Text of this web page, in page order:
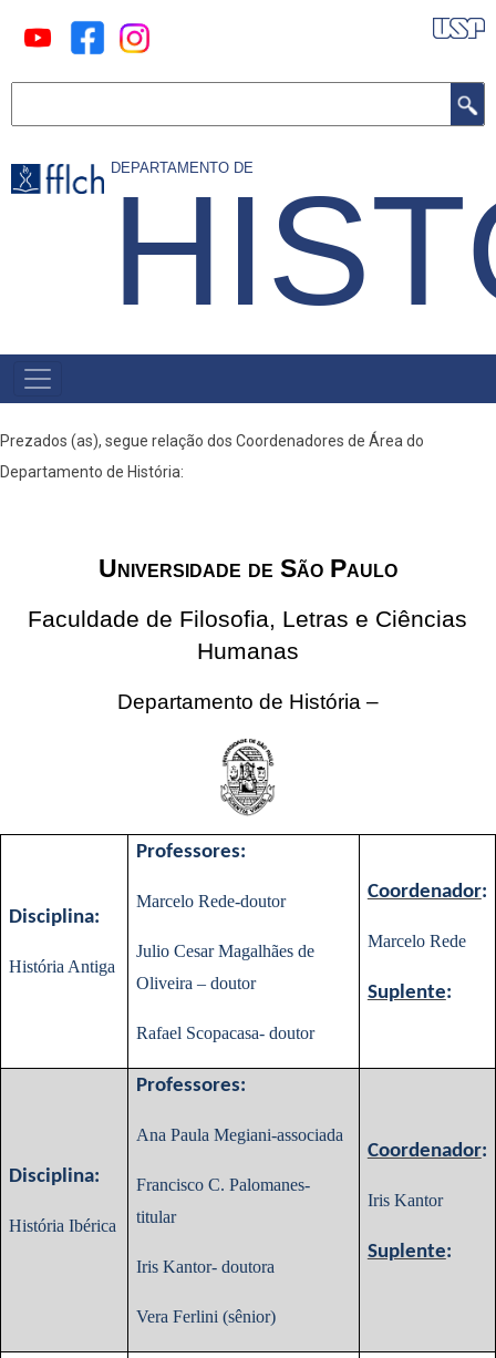
para
DEPARTAMENTO DE
MAIN
MENU
Prezados (as), segue relação dos Coordenadores de Área do
Departamento de História:
Universidade de São Paulo
Faculdade de Filosofia, Letras e Ciências
Humanas
Departamento de História –
Disciplina:
História Antiga
Professores:
Marcelo Rede-doutor
Julio Cesar Magalhães de
Oliveira – doutor
Rafael Scopacasa- doutor
Coordenador:
Marcelo Rede
Suplente:
Disciplina:
História Ibérica
Professores:
Ana Paula Megiani-associada
Francisco C. Palomanes-
titular
Iris Kantor- doutora
Vera Ferlini (sênior)
Coordenador:
Iris Kantor
Suplente: